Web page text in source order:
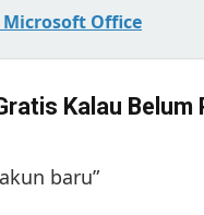
Office
Kalau Belum
baru”